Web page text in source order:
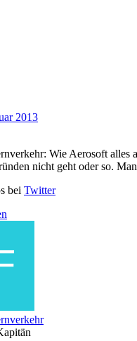
2013
Wie Aerosoft alles
nicht geht oder so.
bei Twitter